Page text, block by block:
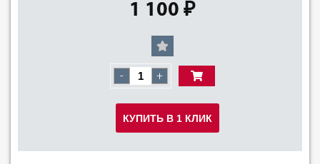
1 100 ₽
- +
КУПИТЬ В 1 КЛИК